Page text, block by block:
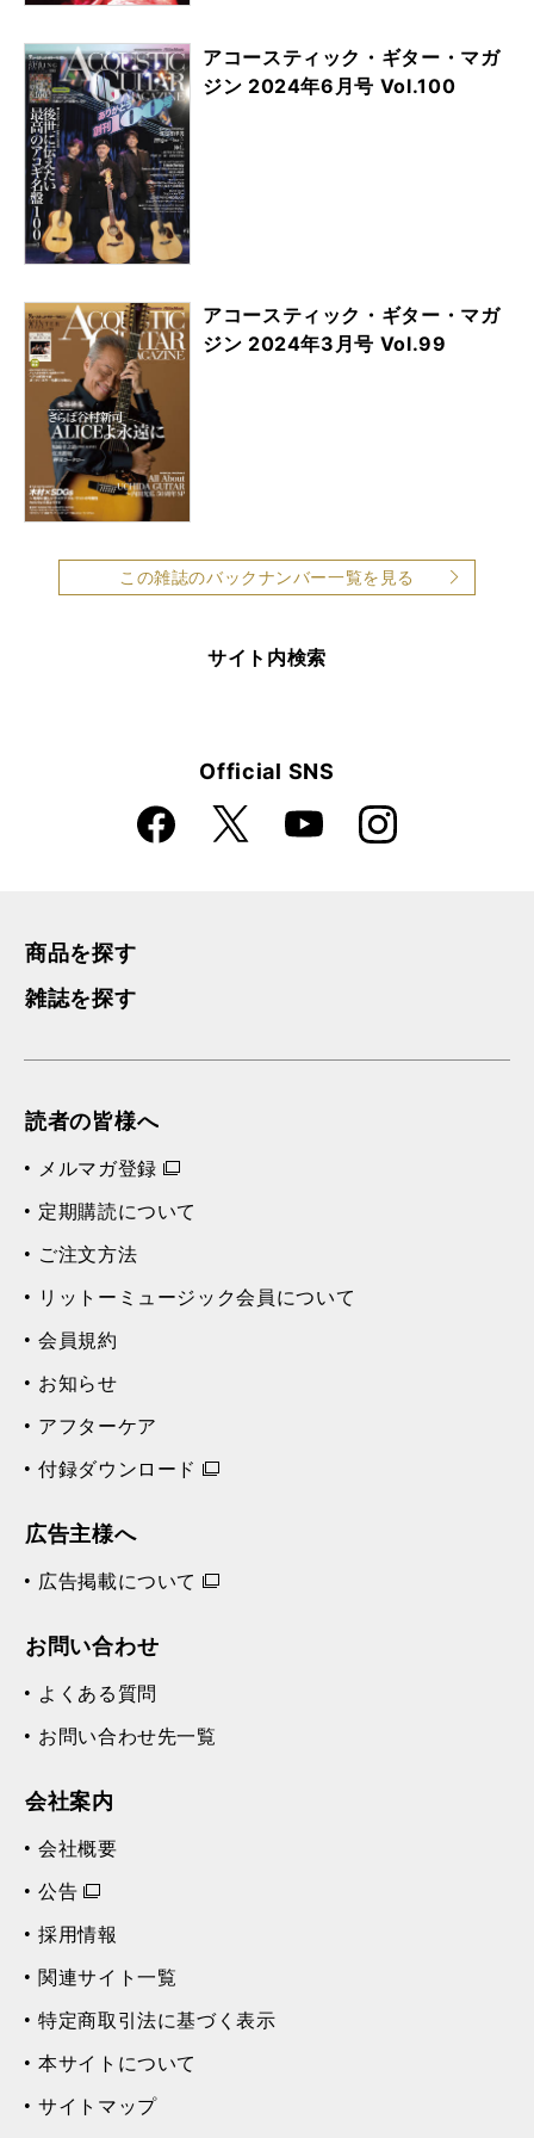
アコースティック・ギター・マガ
ジン 2024年6月号 Vol.100
アコースティック・ギター・マガ
ジン 2024年3月号 Vol.99
この雑誌のバックナンバー一覧を見る
サイト内検索
Official SNS
Faceboo
k
X YouTube Instagra
m
商品を探す
雑誌を探す
読者の皆様へ
メルマガ登録
定期購読について
ご注文方法
リットーミュージック会員について
会員規約
お知らせ
アフターケア
付録ダウンロード
広告主様へ
広告掲載について
お問い合わせ
よくある質問
お問い合わせ先一覧
会社案内
会社概要
公告
採用情報
関連サイト一覧
特定商取引法に基づく表示
本サイトについて
サイトマップ